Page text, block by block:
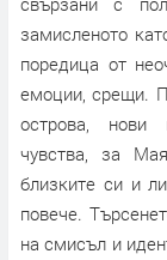
замисленото
поредица от
емоции, срещи.
острова, нови
чувства, за
близките си и
повече.
на смисъл и